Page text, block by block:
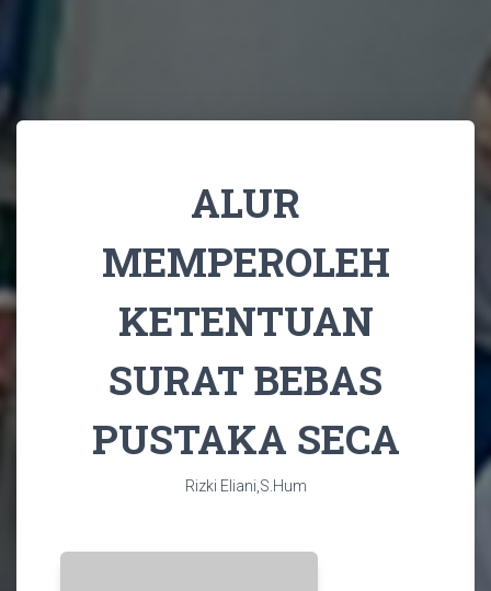
ALUR
MEMPEROLEH
KETENTUAN
SURAT BEBAS
PUSTAKA SECA
Rizki Eliani,S.Hum